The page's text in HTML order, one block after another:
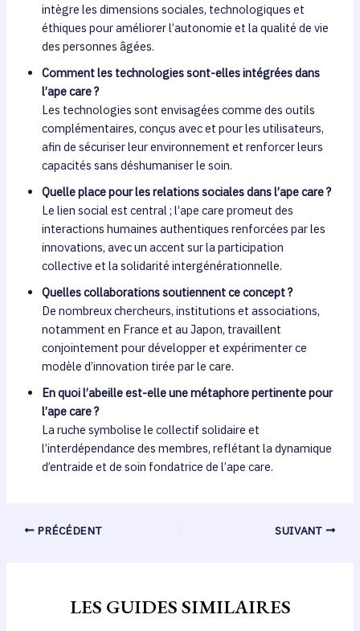
intègre les dimensions sociales, technologiques et
éthiques pour améliorer l’autonomie et la qualité de vie
des personnes âgées.
Comment les technologies sont-elles intégrées dans
l’ape care ?
Les technologies sont envisagées comme des outils
complémentaires, conçus avec et pour les utilisateurs,
afin de sécuriser leur environnement et renforcer leurs
capacités sans déshumaniser le soin.
Quelle place pour les relations sociales dans l’ape care ?
Le lien social est central ; l’ape care promeut des
interactions humaines authentiques renforcées par les
innovations, avec un accent sur la participation
collective et la solidarité intergénérationnelle.
Quelles collaborations soutiennent ce concept ?
De nombreux chercheurs, institutions et associations,
notamment en France et au Japon, travaillent
conjointement pour développer et expérimenter ce
modèle d’innovation tirée par le care.
En quoi l’abeille est-elle une métaphore pertinente pour
l’ape care ?
La ruche symbolise le collectif solidaire et
l’interdépendance des membres, reflétant la dynamique
d’entraide et de soin fondatrice de l’ape care.
PRÉCÉDENT SUIVANT
LES GUIDES SIMILAIRES